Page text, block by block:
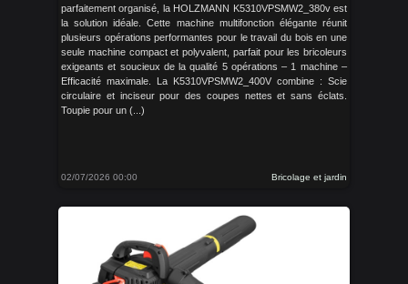
parfaitement organisé, la HOLZMANN K5310VPSMW2_380v est
la solution idéale. Cette machine multifonction élégante réunit
plusieurs opérations performantes pour le travail du bois en une
seule machine compact et polyvalent, parfait pour les bricoleurs
exigeants et soucieux de la qualité 5 opérations – 1 machine –
Efficacité maximale. La K5310VPSMW2_400V combine : Scie
circulaire et inciseur pour des coupes nettes et sans éclats.
Toupie pour un (...)
02/07/2026 00:00 Bricolage et jardin